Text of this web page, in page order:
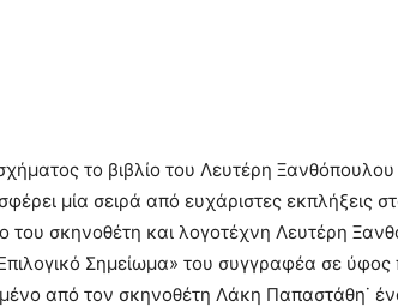
ΤΙΣ
το βιβλίο του Λευτέρη Ξανθόπουλου
μία σειρά από ευχάριστες εκπλήξεις
του σκηνοθέτη και λογοτέχνη Λευτέρη
Σημείωμα» του συγγραφέα σε ύφος
από τον σκηνοθέτη Λάκη Παπαστάθη˙